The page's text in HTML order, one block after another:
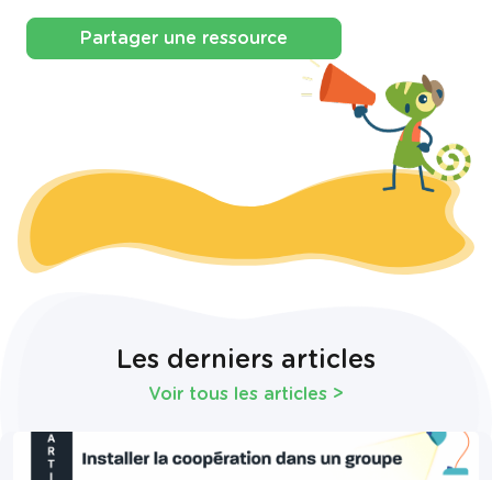
Partager une ressource
Les derniers articles
Voir tous les articles >